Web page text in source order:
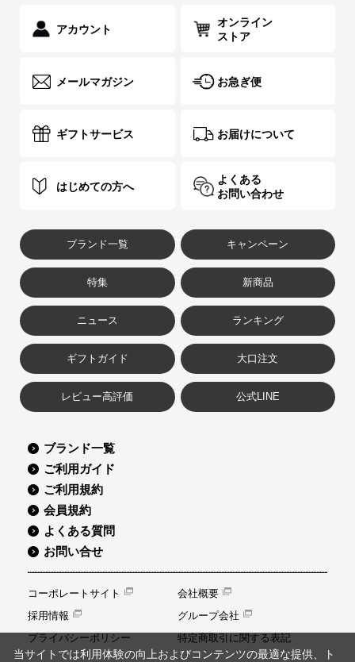
アカウント
オンライン
ストア
メールマガジン お急ぎ便
ギフトサービス お届けについて
はじめての方へ
よくある
お問い合わせ
ブランド一覧 キャンペーン
特集 新商品
ニュース ランキング
ギフトガイド 大口注文
レビュー高評価 公式LINE
ブランド一覧
ご利用ガイド
ご利用規約
会員規約
よくある質問
お問い合せ
コーポレートサイト
会社概要
採用情報
グループ会社
プライバシーポリシー
特定商取引に関する表記
当サイトでは利用体験の向上およびコンテンツの最適な提供、ト